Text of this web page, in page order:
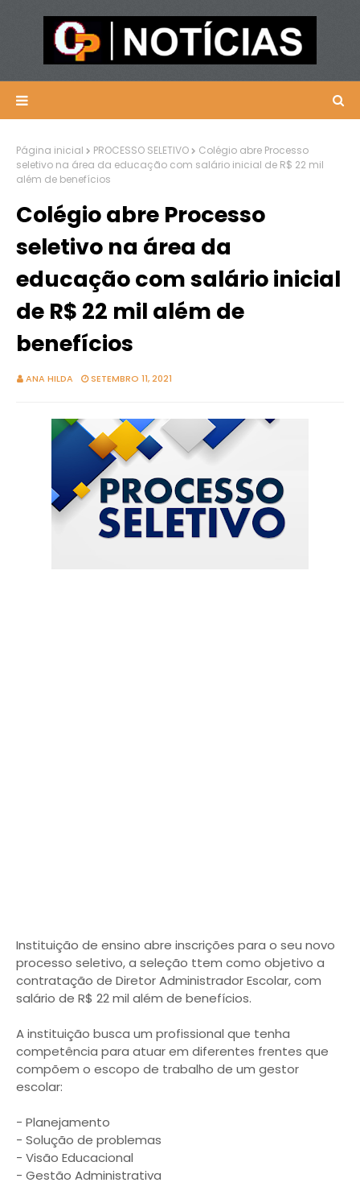
Página inicial PROCESSO SELETIVO
Colégio abre Processo
seletivo na área da educação com salário inicial de R$ 22 mil
além de benefícios
Colégio abre Processo
seletivo na área da
educação com salário inicial
de R$ 22 mil além de
benefícios
ANA HILDA SETEMBRO 11, 2021
Instituição de ensino abre inscrições para o seu novo
processo seletivo, a seleção ttem como objetivo a
contratação de Diretor Administrador Escolar, com
salário de R$ 22 mil além de benefícios.
A instituição busca um profissional que tenha
competência para atuar em diferentes frentes que
compõem o escopo de trabalho de um gestor
escolar:
- Planejamento
- Solução de problemas
- Visão Educacional
- Gestão Administrativa